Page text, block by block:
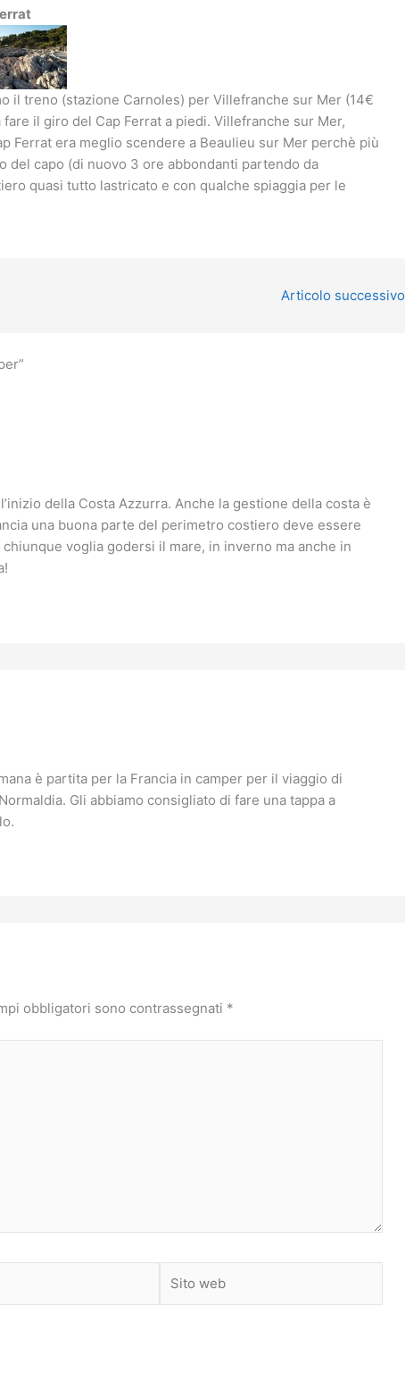
il treno (stazione Carnoles) per Villefranche sur Mer (14€
il giro del Cap Ferrat a piedi. Villefranche sur Mer,
Ferrat era meglio scendere a Beaulieu sur Mer perchè più
del capo (di nuovo 3 ore abbondanti partendo da
quasi tutto lastricato e con qualche spiaggia per le
Articolo successivo
della Costa Azzurra. Anche la gestione della costa è
una buona parte del perimetro costiero deve essere
voglia godersi il mare, in inverno ma anche in
è partita per la Francia in camper per il viaggio di
Gli abbiamo consigliato di fare una tappa a
obbligatori sono contrassegnati *
web